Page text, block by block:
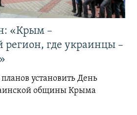
«Крым –
регион, где украинцы –
установить День
общины Крыма